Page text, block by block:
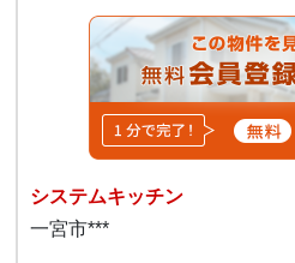
システムキッチン
一宮市***